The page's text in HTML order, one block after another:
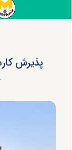
پذیرش